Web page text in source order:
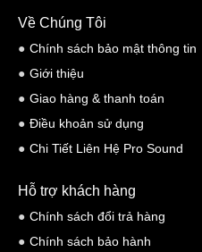
Tính năng điều chỉnh FIR-
lọc FIR và hiệu chỉnh EQ,
Củ loa Bass:
10-inch cone
Về Chúng Tôi
Chính sách bảo mật thông tin
Giới thiệu
Giao hàng & thanh toán
Điều khoản sử dụng
Chi Tiết Liên Hệ Pro Sound
Hỗ trợ khách hàng
Chính sách đổi trả hàng
Chính sách bảo hành